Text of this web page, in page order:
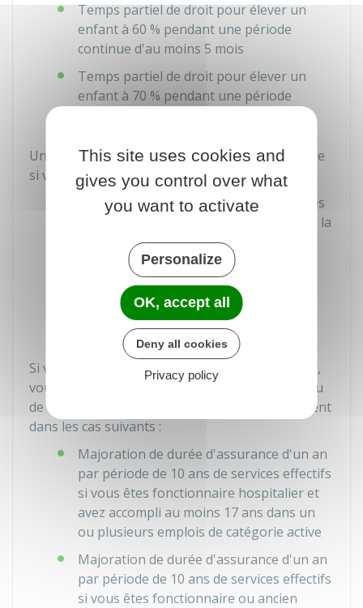
Temps partiel de droit pour élever un
enfant à 60 % pendant une période
continue d'au moins 5 mois
Temps partiel de droit pour élever un
enfant à 70 % pendant une période
Une bonification d'un an vous est aussi accordée
si vous remplissezles 2 conditions suivants
Vous avez accouché pendant vos années
d'études, avant votre recrutement dans la
fonction publique
Vous avez été recrutée dans la fonction
publique au cours des 2 ans suivant
l'obtention du diplôme nécessaire pour
vous présenter au concours.
Si vous êtes fonctionnaire de catégorie active ,
vous pouvez aussi bénéficier de bonifications ou
de majorations de durée d'assurance, notamment
dans les cas suivants :
Majoration de durée d'assurance d'un an
par période de 10 ans de services effectifs
si vous êtes fonctionnaire hospitalier et
avez accompli au moins 17 ans dans un
ou plusieurs emplois de catégorie active
Majoration de durée d'assurance d'un an
par période de 10 ans de services effectifs
si vous êtes fonctionnaire ou ancien
This site uses cookies and
gives you control over what
you want to activate
Personalize
OK, accept all
Deny all cookies
Privacy policy